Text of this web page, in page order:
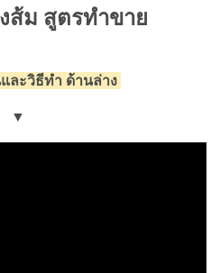
ส้ม สูตรทำขาย
ละวิธีทำ ด้านล่าง
▼